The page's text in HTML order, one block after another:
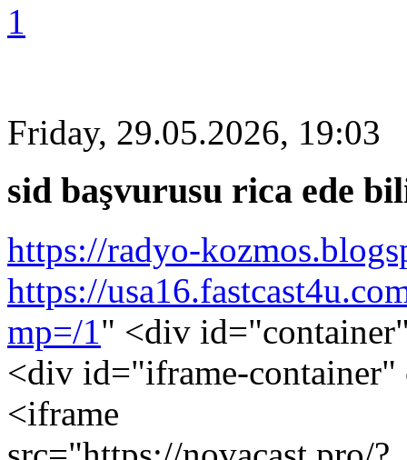
1
Friday, 29.05.2026, 19:03
sid başvurusu rica ede
https://radyo-
https://
mp=/1" <div
<div id="iframe-
<iframe